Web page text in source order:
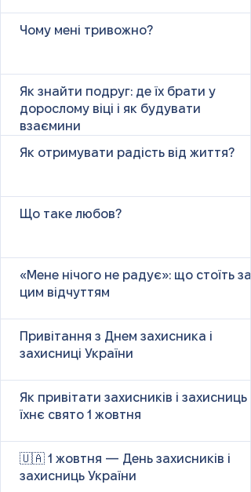
Чому мені тривожно?
Як знайти подруг: де їх брати у
дорослому віці і як будувати
взаємини
Як отримувати радість від життя?
Що таке любов?
«Мене нічого не радує»: що стоїть за
цим відчуттям
Привітання з Днем захисника і
захисниці України
Як привітати захисників і захисниць у
їхнє свято 1 жовтня
🇺🇦 1 жовтня — День захисників і
захисниць України